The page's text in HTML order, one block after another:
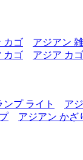
カゴ
アジアン
カゴ アジア カゴ
ンプ ライト
ア
アジアン かざ